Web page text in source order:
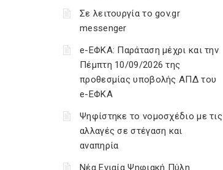
Σε λειτουργία το gov.gr
messenger
e-ΕΦΚΑ: Παράταση μέχρι και την
Πέμπτη 10/09/2026 της
προθεσμίας υποβολής ΑΠΔ του
e-ΕΦΚΑ
Ψηφίστηκε το νομοσχέδιο με τις
αλλαγές σε στέγαση και
αναπηρία
Νέα Ενιαία Ψηφιακή Πύλη